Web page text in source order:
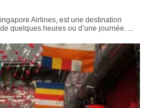
Airlines, est une destination
quelques heures ou d’une journée. ...